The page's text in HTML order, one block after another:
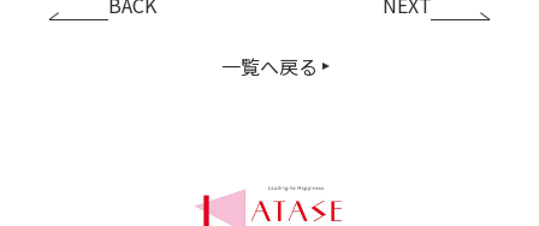
一覧へ戻る